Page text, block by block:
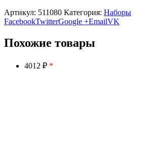
Артикул: 511080 Категория: Наборы
FacebookTwitterGoogle +EmailVK
Похожие товары
4012 ₽ *